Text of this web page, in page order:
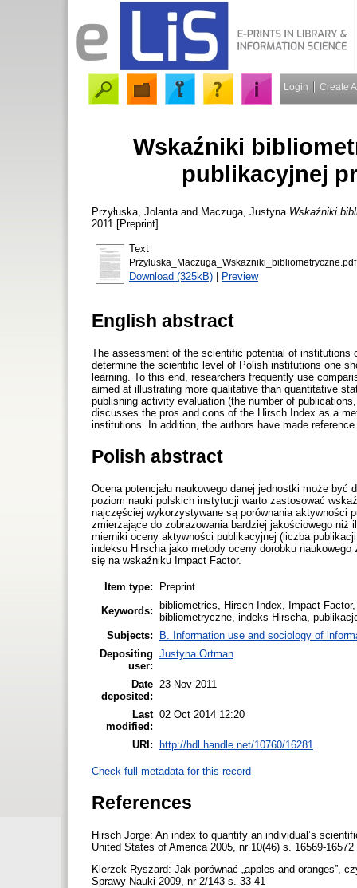
Login Create
Wskaźniki
publikacyjnej
Przyłuska, Jolanta and Maczuga, Justyna Wskaźniki
2011 [Preprint]
Text
Przyluska_Maczuga_Wskazniki_bibliometryczne.pdf
Download (325kB) | Preview
English abstract
The assessment of the scientific potential of institutions
determine the scientific level of Polish institutions one
learning. To this end, researchers frequently use
aimed at illustrating more qualitative than quantitative
publishing activity evaluation (the number of
discusses the pros and cons of the Hirsch Index as a
institutions. In addition, the authors have made
Polish abstract
Ocena potencjału naukowego danej jednostki może
poziom nauki polskich instytucji warto zastosować
najczęściej wykorzystywane są porównania aktywności
zmierzające do zobrazowania bardziej jakościowego
mierniki oceny aktywności publikacyjnej (liczba
indeksu Hirscha jako metody oceny dorobku
się na wskaźniku Impact Factor.
Item type:
Preprint
Keywords:
bibliometrics, Hirsch Index, Impact
bibliometryczne, indeks Hirscha,
Subjects:
B. Information use and sociology of
Depositing
user:
Justyna Ortman
Date
deposited:
23 Nov 2011
Last
modified:
02 Oct 2014 12:20
URI: http://hdl.handle.net/10760/16281
Check full metadata for this record
References
Hirsch Jorge: An index to quantify an individual’s
United States of America 2005, nr 10(46) s. 16569-16572
Kierzek Ryszard: Jak porównać „apples and oranges”,
Sprawy Nauki 2009, nr 2/143 s. 33-41